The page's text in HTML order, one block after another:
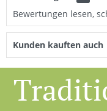
Bewertungen lesen,
Kunden kauften auch